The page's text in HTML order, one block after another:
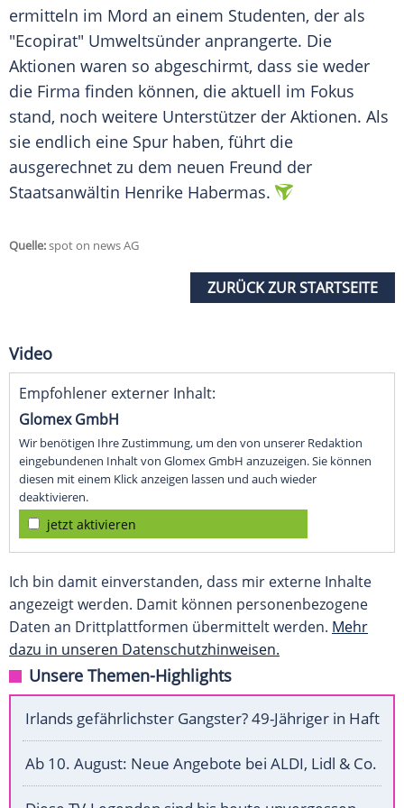
ermitteln im Mord an einem Studenten, der als
"Ecopirat" Umweltsünder anprangerte. Die
Aktionen waren so abgeschirmt, dass sie weder
die Firma finden können, die aktuell im Fokus
stand, noch weitere Unterstützer der Aktionen. Als
sie endlich eine Spur haben, führt die
ausgerechnet zu dem neuen Freund der
Staatsanwältin Henrike Habermas.
Quelle:spot on news AG
ZURÜCK ZUR STARTSEITE
Video
Empfohlener externer Inhalt:
Glomex GmbH
Wir benötigen Ihre Zustimmung, um den von unserer Redaktion
eingebundenen Inhalt von Glomex GmbH anzuzeigen. Sie können
diesen mit einem Klick anzeigen lassen und auch wieder
deaktivieren.
jetzt aktivieren
Ich bin damit einverstanden, dass mir externe Inhalte
angezeigt werden. Damit können personenbezogene
Daten an Drittplattformen übermittelt werden. Mehr
dazu in unseren Datenschutzhinweisen.
Unsere Themen-Highlights
Irlands gefährlichster Gangster? 49-Jähriger in Haft
Ab 10. August: Neue Angebote bei ALDI, Lidl & Co.